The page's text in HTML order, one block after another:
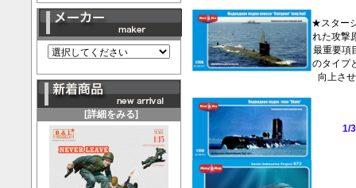
[詳細をみる]
★スター
れた攻撃
最重要項
のタイプ
向上さ
1/